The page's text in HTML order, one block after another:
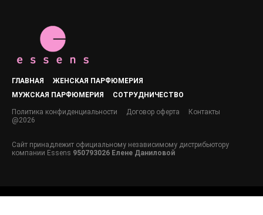
ГЛАВНАЯ
ЖЕНСКАЯ ПАРФЮМЕРИЯ
МУЖСКАЯ ПАРФЮМЕРИЯ
СОТРУДНИЧЕСТВО
Политика конфиденциальности Договор оферта
Контакты
@2026
Сайт принадлежит официальному независимому дистрибьютору
компании Essens 950793026 Елене Даниловой